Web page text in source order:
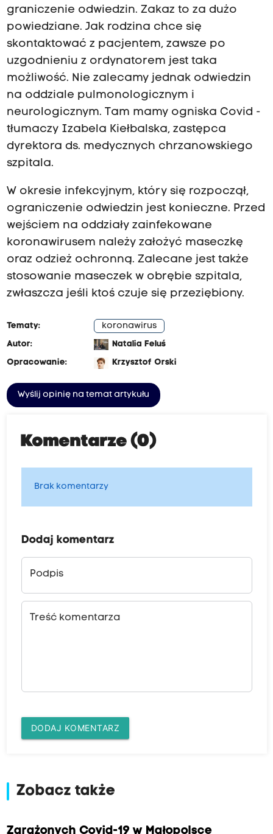
graniczenie odwiedzin. Zakaz to za dużo
powiedziane. Jak rodzina chce się
skontaktować z pacjentem, zawsze po
uzgodnieniu z ordynatorem jest taka
możliwość. Nie zalecamy jednak odwiedzin
na oddziale pulmonologicznym i
neurologicznym. Tam mamy ogniska Covid -
tłumaczy Izabela Kiełbalska, zastępca
dyrektora ds. medycznych chrzanowskiego
szpitala.
W okresie infekcyjnym, który się rozpoczął,
ograniczenie odwiedzin jest konieczne. Przed
wejściem na oddziały zainfekowane
koronawirusem należy założyć maseczkę
oraz odzież ochronną. Zalecane jest także
stosowanie maseczek w obrębie szpitala,
zwłaszcza jeśli ktoś czuje się przeziębiony.
Tematy:
koronawirus
Autor:
Natalia Feluś
Opracowanie:
Krzysztof Orski
Wyślij opinię na temat artykułu
Komentarze (0)
Brak komentarzy
Dodaj komentarz
Podpis
Treść komentarza
DODAJ KOMENTARZ
Zobacz także
Zarażonych Covid-19 w Małopolsce